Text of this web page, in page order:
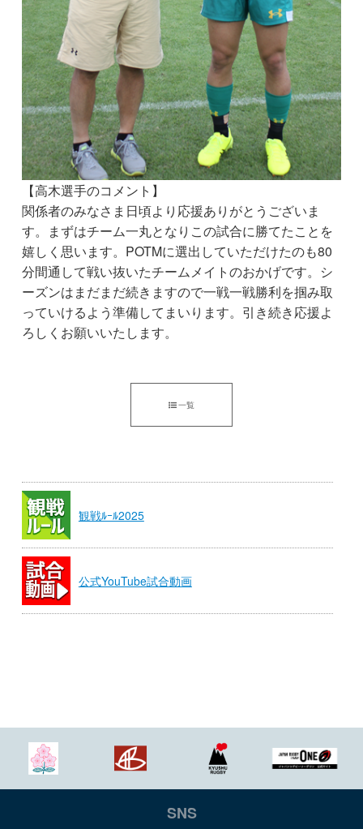
【高木選手のコメント】
関係者のみなさま日頃より応援ありがとうございま
す。まずはチーム一丸となりこの試合に勝てたことを
嬉しく思います。POTMに選出していただけたのも80
分間通して戦い抜いたチームメイトのおかげです。シ
ーズンはまだまだ続きますので一戦一戦勝利を掴み取
っていけるよう準備してまいります。引き続き応援よ
ろしくお願いいたします。
一覧
観戦ﾙｰﾙ2025
公式YouTube試合動画
SNS